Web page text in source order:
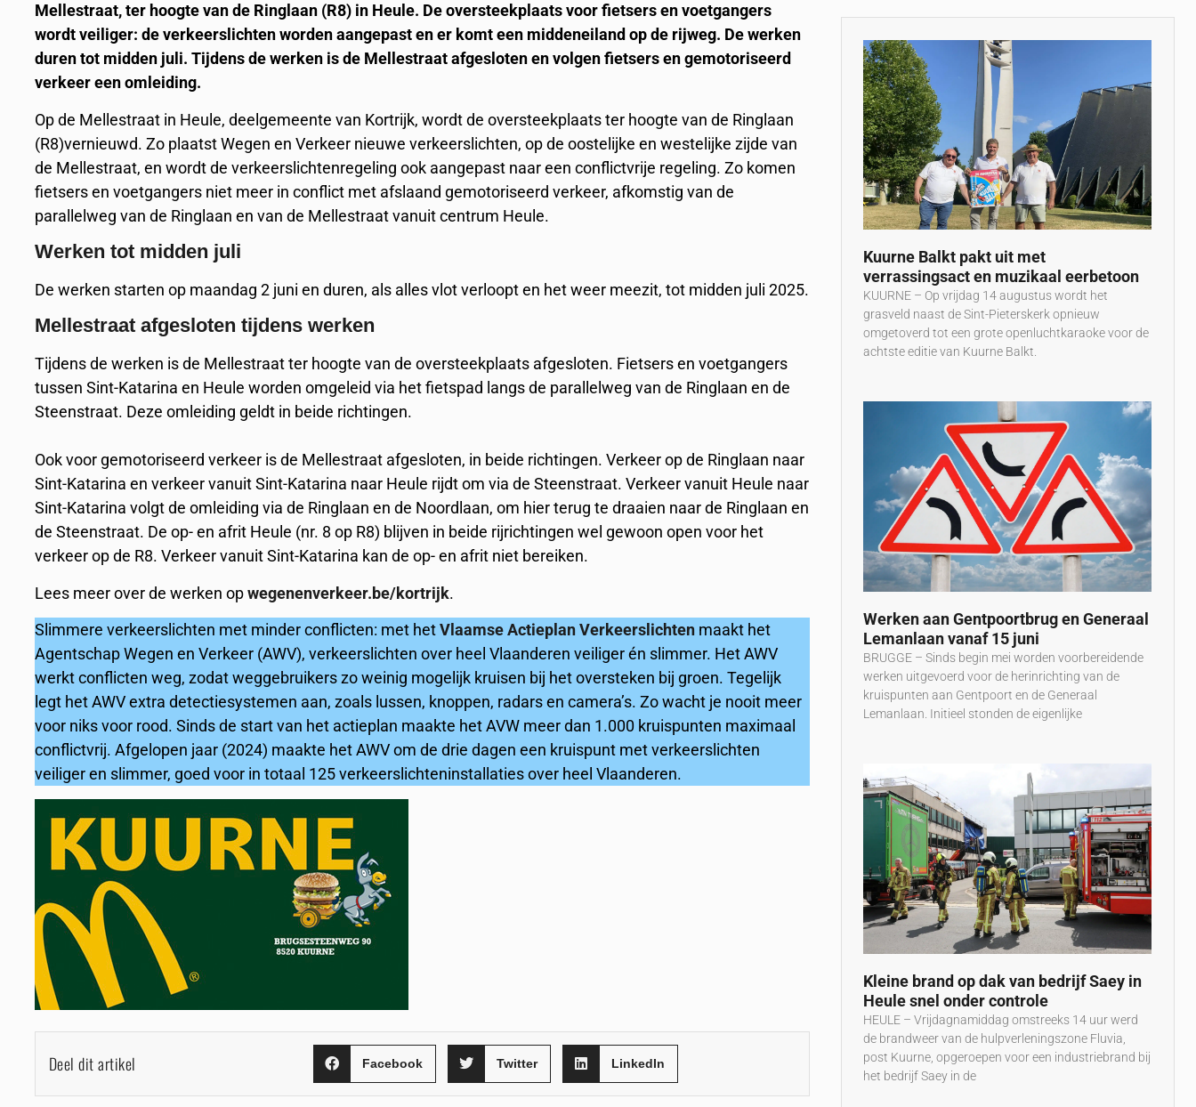
Mellestraat, ter hoogte van de Ringlaan (R8) in Heule. De oversteekplaats voor fietsers en voetgangers
wordt veiliger: de verkeerslichten worden aangepast en er komt een middeneiland op de rijweg. De werken
duren tot midden juli. Tijdens de werken is de Mellestraat afgesloten en volgen fietsers en gemotoriseerd
verkeer een omleiding.
Op de Mellestraat in Heule, deelgemeente van Kortrijk, wordt de oversteekplaats ter hoogte van de Ringlaan
(R8)vernieuwd. Zo plaatst Wegen en Verkeer nieuwe verkeerslichten, op de oostelijke en westelijke zijde van
de Mellestraat, en wordt de verkeerslichtenregeling ook aangepast naar een conflictvrije regeling. Zo komen
fietsers en voetgangers niet meer in conflict met afslaand gemotoriseerd verkeer, afkomstig van de
parallelweg van de Ringlaan en van de Mellestraat vanuit centrum Heule.
Werken tot midden juli
De werken starten op maandag 2 juni en duren, als alles vlot verloopt en het weer meezit, tot midden juli 2025.
Mellestraat afgesloten tijdens werken
Tijdens de werken is de Mellestraat ter hoogte van de oversteekplaats afgesloten. Fietsers en voetgangers
tussen Sint-Katarina en Heule worden omgeleid via het fietspad langs de parallelweg van de Ringlaan en de
Steenstraat. Deze omleiding geldt in beide richtingen.
Ook voor gemotoriseerd verkeer is de Mellestraat afgesloten, in beide richtingen. Verkeer op de Ringlaan naar
Sint-Katarina en verkeer vanuit Sint-Katarina naar Heule rijdt om via de Steenstraat. Verkeer vanuit Heule naar
Sint-Katarina volgt de omleiding via de Ringlaan en de Noordlaan, om hier terug te draaien naar de Ringlaan en
de Steenstraat. De op- en afrit Heule (nr. 8 op R8) blijven in beide rijrichtingen wel gewoon open voor het
verkeer op de R8. Verkeer vanuit Sint-Katarina kan de op- en afrit niet bereiken.
Lees meer over de werken opwegenenverkeer.be/kortrijk.
Slimmere verkeerslichten met minder conflicten: met hetVlaamse Actieplan Verkeerslichten maakt het
Agentschap Wegen en Verkeer (AWV), verkeerslichten over heel Vlaanderen veiliger én slimmer. Het AWV
werkt conflicten weg, zodat weggebruikers zo weinig mogelijk kruisen bij het oversteken bij groen. Tegelijk
legt het AWV extra detectiesystemen aan, zoals lussen, knoppen, radars en camera’s. Zo wacht je nooit meer
voor niks voor rood. Sinds de start van het actieplan maakte het AVW meer dan 1.000 kruispunten maximaal
conflictvrij. Afgelopen jaar (2024) maakte het AWV om de drie dagen een kruispunt met verkeerslichten
veiliger en slimmer, goed voor in totaal 125 verkeerslichteninstallaties over heel Vlaanderen.
Deel dit artikel Facebook Twitter LinkedIn
Kuurne Balkt pakt uit met
verrassingsact en muzikaal eerbetoon
KUURNE – Op vrijdag 14 augustus wordt het
grasveld naast de Sint-Pieterskerk opnieuw
omgetoverd tot een grote openluchtkaraoke voor de
achtste editie van Kuurne Balkt.
Werken aan Gentpoortbrug en Generaal
Lemanlaan vanaf 15 juni
BRUGGE – Sinds begin mei worden voorbereidende
werken uitgevoerd voor de herinrichting van de
kruispunten aan Gentpoort en de Generaal
Lemanlaan. Initieel stonden de eigenlijke
Kleine brand op dak van bedrijf Saey in
Heule snel onder controle
HEULE – Vrijdagnamiddag omstreeks 14 uur werd
de brandweer van de hulpverleningszone Fluvia,
post Kuurne, opgeroepen voor een industriebrand bij
het bedrijf Saey in de